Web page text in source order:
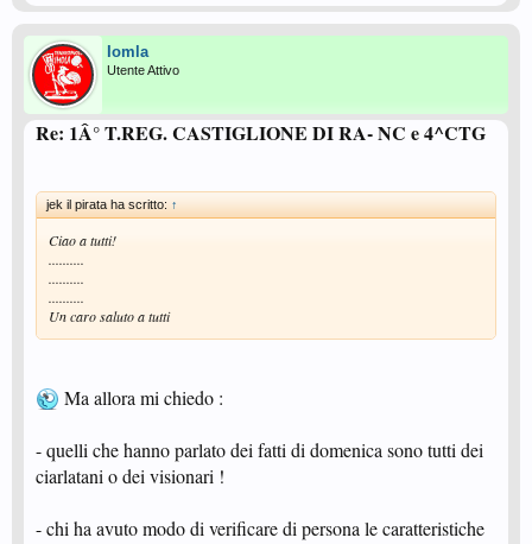
Iomla
Utente Attivo
Re: 1Â° T.REG. CASTIGLIONE DI RA- NC e 4^CTG
jek il pirata ha scritto: ↑
Ciao a tutti!
..........
..........
..........
Un caro saluto a tutti
Ma allora mi chiedo :
- quelli che hanno parlato dei fatti di domenica sono tutti dei
ciarlatani o dei visionari !
- chi ha avuto modo di verificare di persona le caratteristiche